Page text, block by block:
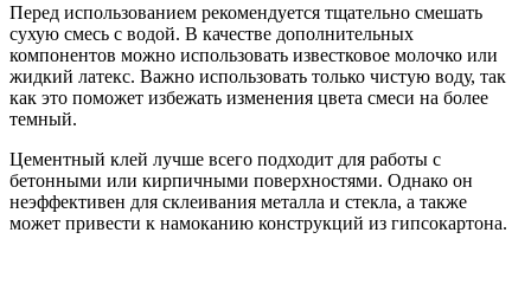
Перед использованием рекомендуется тщательно смешать
сухую смесь с водой. В качестве дополнительных
компонентов можно использовать известковое молочко или
жидкий латекс. Важно использовать только чистую воду, так
как это поможет избежать изменения цвета смеси на более
темный.
Цементный клей лучше всего подходит для работы с
бетонными или кирпичными поверхностями. Однако он
неэффективен для склеивания металла и стекла, а также
может привести к намоканию конструкций из гипсокартона.